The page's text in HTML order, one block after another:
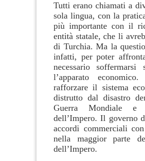
Tutti erano chiamati a
sola lingua, con la
più importante con il
entità statale, che li
di Turchia. Ma la
infatti, per poter
necessario
l’apparato
rafforzare il sistema
distrutto dal disastro
Guerra Mondiale e
dell’Impero. Il governo
accordi commerciali
nella maggior parte
dell’Impero.